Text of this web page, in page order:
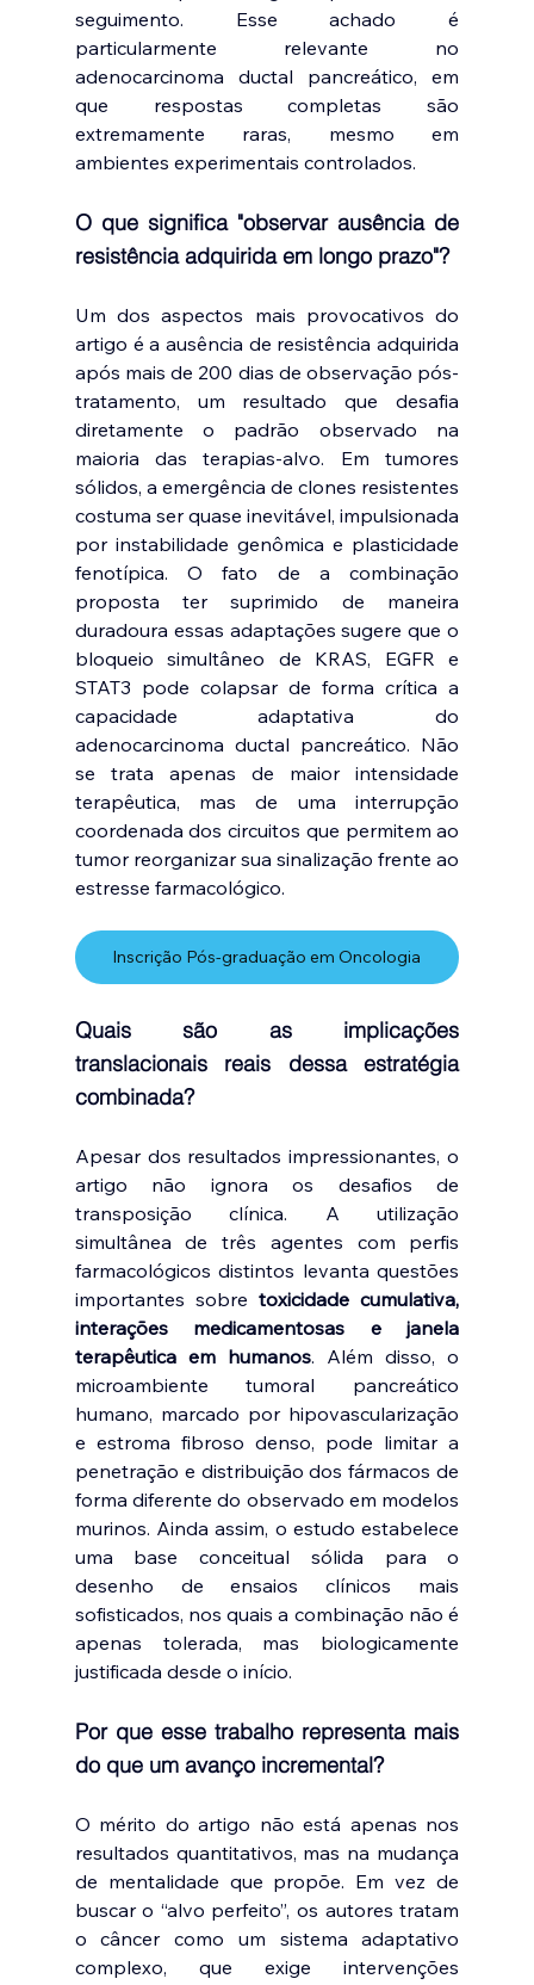
seguimento. Esse achado é
particularmente relevante no
adenocarcinoma ductal pancreático, em
que respostas completas são
extremamente raras, mesmo em
ambientes experimentais controlados.
O que significa "observar ausência de
resistência adquirida em longo prazo"?
Um dos aspectos mais provocativos do
artigo é a ausência de resistência adquirida
após mais de 200 dias de observação pós-
tratamento, um resultado que desafia
diretamente o padrão observado na
maioria das terapias-alvo. Em tumores
sólidos, a emergência de clones resistentes
costuma ser quase inevitável, impulsionada
por instabilidade genômica e plasticidade
fenotípica. O fato de a combinação
proposta ter suprimido de maneira
duradoura essas adaptações sugere que o
bloqueio simultâneo de KRAS, EGFR e
STAT3 pode colapsar de forma crítica a
capacidade adaptativa do
adenocarcinoma ductal pancreático. Não
se trata apenas de maior intensidade
terapêutica, mas de uma interrupção
coordenada dos circuitos que permitem ao
tumor reorganizar sua sinalização frente ao
estresse farmacológico.
Inscrição Pós-graduação em Oncologia
Quais são as implicações
translacionais reais dessa estratégia
combinada?
Apesar dos resultados impressionantes, o
artigo não ignora os desafios de
transposição clínica. A utilização
simultânea de três agentes com perfis
farmacológicos distintos levanta questões
importantes sobre toxicidade cumulativa,
interações medicamentosas e janela
terapêutica em humanos. Além disso, o
microambiente tumoral pancreático
humano, marcado por hipovascularização
e estroma fibroso denso, pode limitar a
penetração e distribuição dos fármacos de
forma diferente do observado em modelos
murinos. Ainda assim, o estudo estabelece
uma base conceitual sólida para o
desenho de ensaios clínicos mais
sofisticados, nos quais a combinação não é
apenas tolerada, mas biologicamente
justificada desde o início.
Por que esse trabalho representa mais
do que um avanço incremental?
O mérito do artigo não está apenas nos
resultados quantitativos, mas na mudança
de mentalidade que propõe. Em vez de
buscar o “alvo perfeito”, os autores tratam
o câncer como um sistema adaptativo
complexo, que exige intervenções